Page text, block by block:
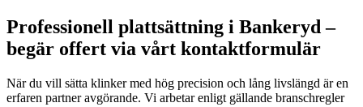
Professionell plattsättning i Bankeryd –
begär offert via vårt kontaktformulär
När du vill sätta klinker med hög precision och lång livslängd är en
erfaren partner avgörande. Vi arbetar enligt gällande branschregler